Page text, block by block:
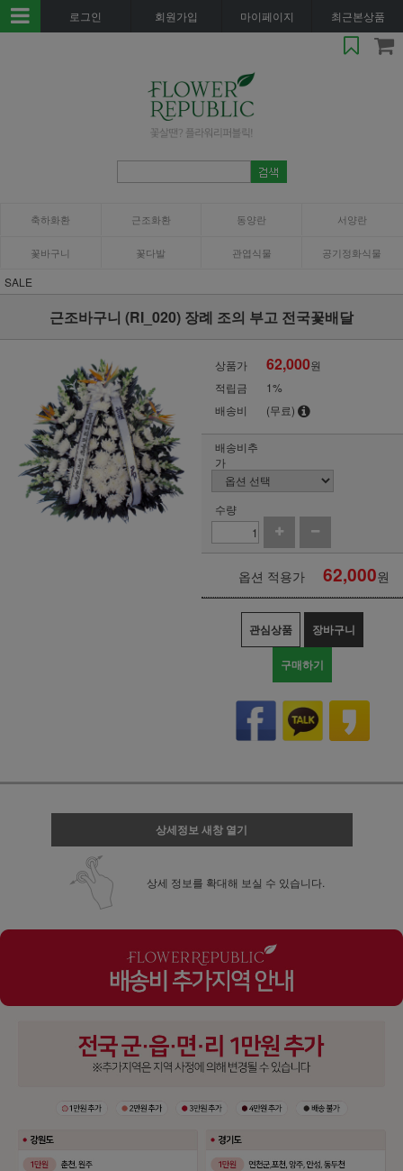
로그인 회원가입 마이페이지 최근본상품
축하화환 근조화환 동양란 서양란
꽃바구니 꽃다발 관엽식물 공기정화식물
SALE
근조바구니 (RI_020) 장례 조의 부고 전국꽃배달
상품가 62,000원
적립금
1%
배송비
(무료)
배송비추
가
수량
옵션 적용가 62,000원
관심상품 장바구니
구매하기
상세정보 새창 열기
상세 정보를 확대해 보실 수 있습니다.